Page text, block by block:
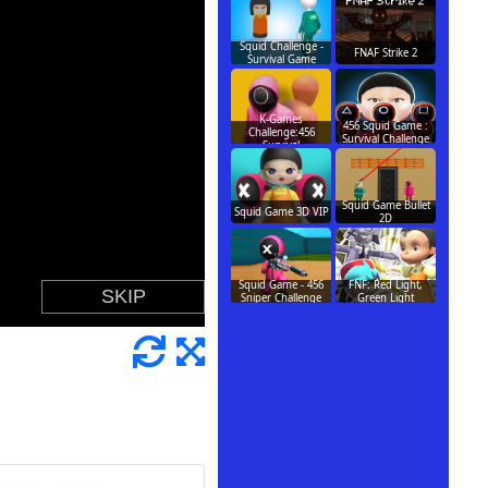
Squid Challenge -
Survival Game
FNAF Strike 2
K-Games
Challenge:456
Survival
456 Squid Game :
Survival Challenge
Squid Game 3D VIP
Squid Game Bullet
2D
Squid Game - 456
Sniper Challenge
FNF: Red Light,
Green Light